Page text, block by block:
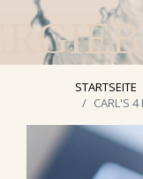
STARTSEITE
CARL'S 4